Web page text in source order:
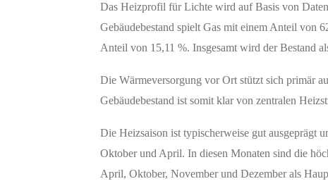
Das Heizprofil für Lichte wird auf Basis von
Gebäudebestand spielt Gas mit einem Anteil von
Anteil von 15,11 %. Insgesamt wird der Bestand
Die Wärmeversorgung vor Ort stützt sich primär
Gebäudebestand ist somit klar von zentralen
Die Heizsaison ist typischerweise gut ausgeprägt
Oktober und April. In diesen Monaten sind die
April, Oktober, November und Dezember als